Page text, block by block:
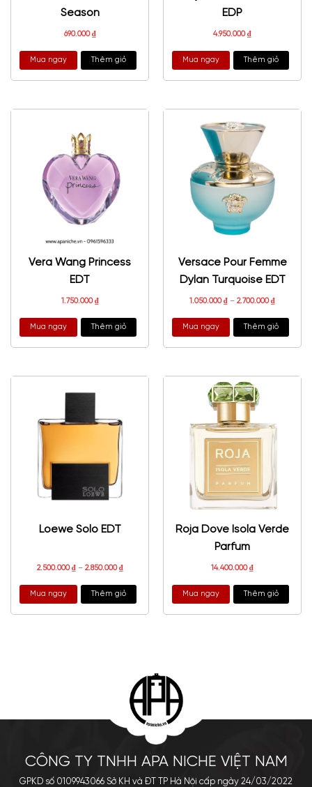
Season
690.000₫
Mua ngay Thêm giỏ
EDP
4.950.000₫
Mua ngay Thêm giỏ
Vera Wang Princess
EDT
1.750.000₫
Mua ngay Thêm giỏ
Versace Pour Femme
Dylan Turquoise EDT
1.050.000₫ – 2.700.000₫
Mua ngay Thêm giỏ
Loewe Solo EDT
2.500.000₫– 2.850.000₫
Mua ngay Thêm giỏ
Roja Dove Isola Verde
Parfum
14.400.000₫
Mua ngay Thêm giỏ
CÔNG TY TNHH APA NICHE VIỆT NAM
GPKD số 0109943066 Sở KH và ĐT TP Hà Nội cấp ngày 24/03/2022